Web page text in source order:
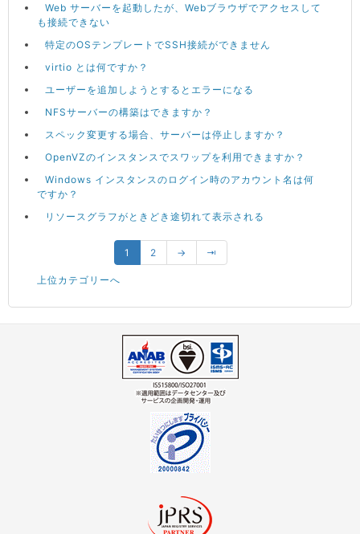
Web サーバーを起動したが、Webブラウザでアクセスして
も接続できない
特定のOSテンプレートでSSH接続ができません
virtio とは何ですか？
ユーザーを追加しようとするとエラーになる
NFSサーバーの構築はできますか？
スペック変更する場合、サーバーは停止しますか？
OpenVZのインスタンスでスワップを利用できますか？
Windows インスタンスのログイン時のアカウント名は何
ですか？
リソースグラフがときどき途切れて表示される
1 2 → ⇥
上位カテゴリーへ